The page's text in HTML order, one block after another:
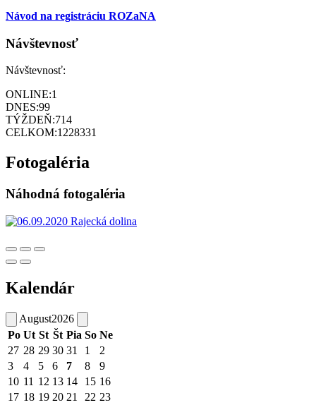
Návod na registráciu ROZaNA
Návštevnosť
Návštevnosť:
ONLINE:1
DNES:99
TÝŽDEŇ:714
CELKOM:1228331
Fotogaléria
Náhodná fotogaléria
Kalendár
August2026
Po Ut St Št Pia So Ne
27 28 29 30 31 1
2
3
4 5 6 7 8
9
10 11 12 13 14 15 16
17 18 19 20 21 22 23